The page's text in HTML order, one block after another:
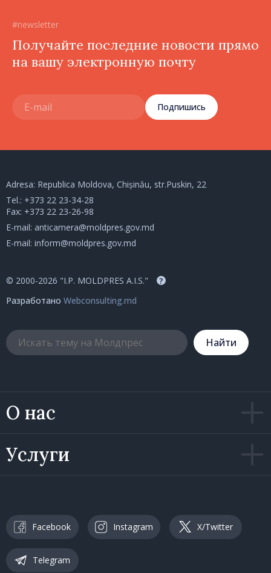
#newsletter
Получайте последние новости прямо
на вашу электронную почту
Подпишись
О нас
Услуги
Adresa: Republica Moldova, Chișinău, str.Puskin, 22
Tel.: +373 22 23-34-28
Fax: +373 22 23-26-98
E-mail: anticamera@moldpres.gov.md
E-mail: inform@moldpres.gov.md
© 2000-2026 "I.P. MOLDPRES A.I.S." ?
Разработано Webconsulting.md
Hайти
Facebook Instagram X/Twitter
Telegram